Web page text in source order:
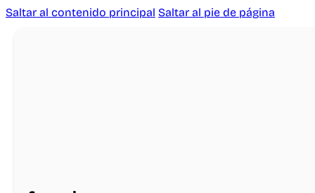
Saltar al contenido principal Saltar al pie de página